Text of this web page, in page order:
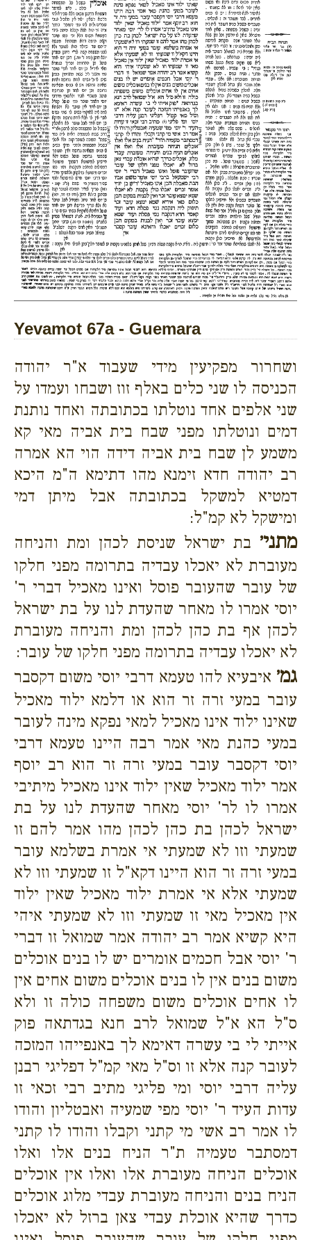
Yevamot 67a - Guemara
ושחרור מפקיעין מידי שעבוד א"ר יהודה
הכניסה לו שני כלים באלף זוז ושבחו ועמדו על
שני אלפים אחד נוטלתו בכתובתה ואחד נותנת
דמים ונוטלתו מפני שבח בית אביה מאי קא
משמע לן שבח בית אביה דידה הוי הא אמרה
רב יהודה חדא זימנא מהו דתימא ה"מ היכא
דמטיא למשקל בכתובתה אבל מיתן דמי
ומישקל לא קמ"ל:
מתני׳ בת ישראל שניסת לכהן ומת והניחה
מעוברת לא יאכלו עבדיה בתרומה מפני חלקו
של עובר שהעובר פוסל ואינו מאכיל דברי ר'
יוסי אמרו לו מאחר שהעדת לנו על בת ישראל
לכהן אף בת כהן לכהן ומת והניחה מעוברת
לא יאכלו עבדיה בתרומה מפני חלקו של עובר:
גמ׳ איבעיא להו טעמא דרבי יוסי משום דקסבר
עובר במעי זרה זר הוא או דלמא ילוד מאכיל
שאינו ילוד אינו מאכיל למאי נפקא מינה לעובר
במעי כהנת מאי אמר רבה היינו טעמא דרבי
יוסי דקסבר עובר במעי זרה זר הוא רב יוסף
אמר ילוד מאכיל שאין ילוד אינו מאכיל מיתיבי
אמרו לו לר' יוסי מאחר שהעדת לנו על בת
ישראל לכהן בת כהן לכהן מהו אמר להם זו
שמעתי וזו לא שמעתי אי אמרת בשלמא עובר
במעי זרה זר הוא היינו דקא"ל זו שמעתי וזו לא
שמעתי אלא אי אמרת ילוד מאכיל שאין ילוד
אין מאכיל מאי זו שמעתי וזו לא שמעתי איהי
היא קשיא אמר רב יהודה אמר שמואל זו דברי
ר' יוסי אבל חכמים אומרים יש לו בנים אוכלים
משום בנים אין לו בנים אוכלים משום אחים אין
לו אחים אוכלים משום משפחה כולה זו ולא
ס"ל הא א"ל שמואל לרב חנא בגדתאה פוק
אייתי לי בי עשרה דאימא לך באנפייהו המזכה
לעובר קנה אלא זו וס"ל מאי קמ"ל דפליגי רבנן
עליה דרבי יוסי ומי פליגי מתיב רבי זכאי זו
עדות העיד ר' יוסי מפי שמעיה ואבטליון והודו
לו אמר רב אשי מי קתני וקבלו והודו לו קתני
דמסתבר טעמיה ת"ר הניח בנים אלו ואלו
אוכלים הניחה מעוברת אלו ואלו אין אוכלים
הניח בנים והניחה מעוברת עבדי מלוג אוכלים
כדרך שהיא אוכלת עבדי צאן ברזל לא יאכלו